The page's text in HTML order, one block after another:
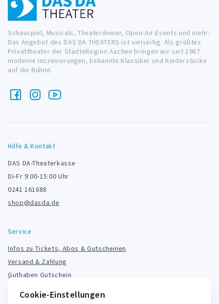
Schauspiel, Musicals, Theaterdinner, Open-Air-Events und mehr:
Das Angebot des DAS DA THEATERS ist vielseitig. Als größtes
Privattheater der StädteRegion Aachen bringen wir seit 1987
moderne Inszenierungen, bekannte Klassiker und Kinderstücke
auf die Bühne.
Hilfe & Kontakt
DAS DA-Theaterkasse
Di-Fr 9:00-15:00 Uhr
0241 161688
shop@dasda.de
Service
Infos zu Tickets, Abos & Gutscheinen
Versand & Zahlung
Guthaben Gutschein
Cookie-Einstellungen